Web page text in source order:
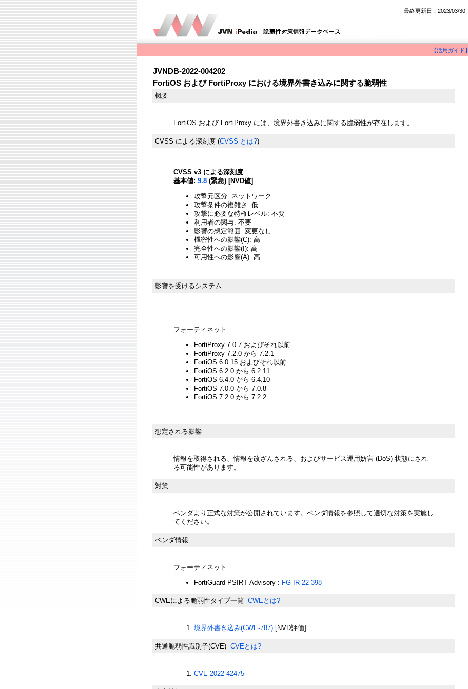
最終更新日：2023/03/30
【活用ガイド】
JVNDB-2022-004202
FortiOS および FortiProxy における境界外書き込みに関する脆弱性
概要
FortiOS および FortiProxy には、境界外書き込みに関する脆弱性が存在します。
CVSS による深刻度 (CVSS とは?)
CVSS v3 による深刻度
基本値: 9.8 (緊急) [NVD値]
攻撃元区分: ネットワーク
攻撃条件の複雑さ: 低
攻撃に必要な特権レベル: 不要
利用者の関与: 不要
影響の想定範囲: 変更なし
機密性への影響(C): 高
完全性への影響(I): 高
可用性への影響(A): 高
影響を受けるシステム
フォーティネット
FortiProxy 7.0.7 およびそれ以前
FortiProxy 7.2.0 から 7.2.1
FortiOS 6.0.15 およびそれ以前
FortiOS 6.2.0 から 6.2.11
FortiOS 6.4.0 から 6.4.10
FortiOS 7.0.0 から 7.0.8
FortiOS 7.2.0 から 7.2.2
想定される影響
情報を取得される、情報を改ざんされる、およびサービス運用妨害 (DoS) 状態にされ
る可能性があります。
対策
ベンダより正式な対策が公開されています。ベンダ情報を参照して適切な対策を実施し
てください。
ベンダ情報
フォーティネット
FortiGuard PSIRT Advisory : FG-IR-22-398
CWEによる脆弱性タイプ一覧 CWEとは?
境界外書き込み(CWE-787) [NVD評価]
共通脆弱性識別子(CVE) CVEとは?
CVE-2022-42475